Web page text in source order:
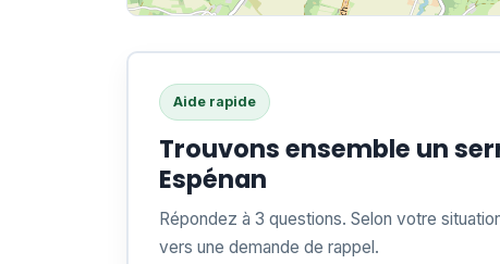
Aide rapide
Trouvons ensemble un
Espénan
Répondez à 3 questions. Selon votre
vers une demande de rappel.